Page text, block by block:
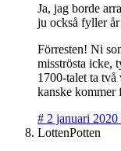
Ja, jag borde
ju också fyller
Förresten! Ni
misströsta icke,
1700-talet ta
kanske kommer
# 2 januari 2020
LottenPotten